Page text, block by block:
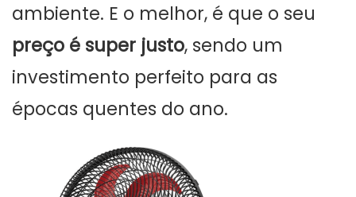
ambiente. E o melhor, é que o seu
preço é super justo, sendo um
investimento perfeito para as
épocas quentes do ano.